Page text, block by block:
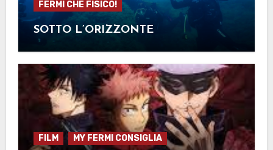
FERMI CHE FISICO!
SOTTO L’ORIZZONTE
FILM MY FERMI CONSIGLIA